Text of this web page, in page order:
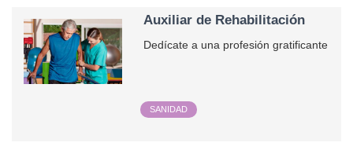
Auxiliar de Rehabilitación
Dedícate a una profesión gratificante
SANIDAD